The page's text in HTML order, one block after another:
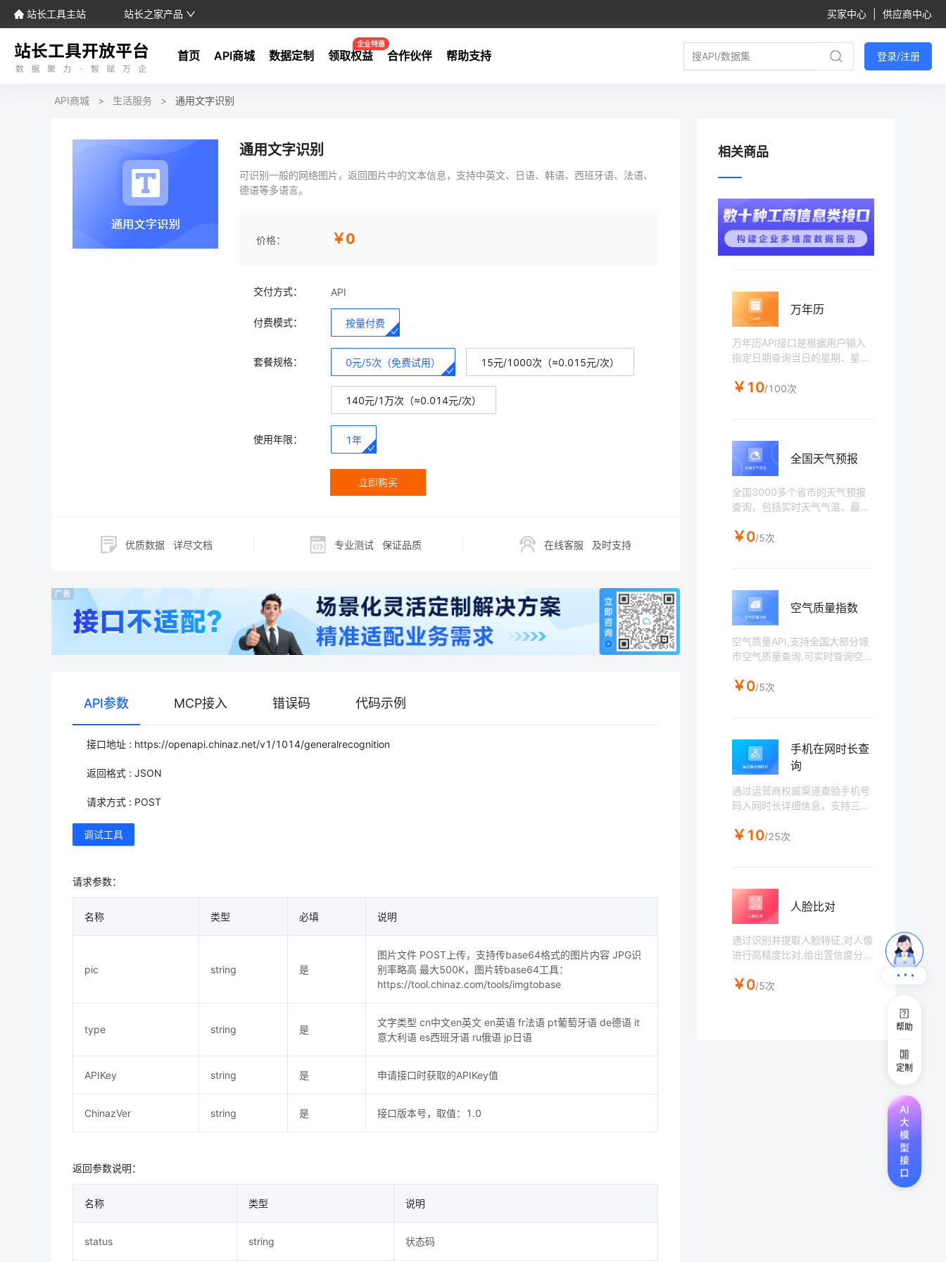
站长工具主站 站长之家产品 买家中心 供应商中心
首页 API商城 数据定制 领取权益
企业特惠
合作伙伴 帮助支持 登录/注册
帮助
定制
API商城 > 生活服务 > 通用文字识别
通用文字识别
可识别一般的网络图片，返回图片中的文本信息，支持中英文、日语、韩语、西班牙语、法语、
德语等多语言。
价格： ￥0
交付方式： API
付费模式： 按量付费
套餐规格： 0元/5次（免费试用） 15元/1000次（≈0.015元/次）
140元/1万次（≈0.014元/次）
使用年限： 1年
立即购买
优质数据 详尽文档 专业测试 保证品质 在线客服 及时支持
API参数 MCP接入 错误码 代码示例
接口地址 : https://openapi.chinaz.net/v1/1014/generalrecognition
返回格式 : JSON
请求方式 : POST
调试工具
请求参数：
名称 类型 必填 说明
pic string 是
图片文件 POST上传，支持传base64格式的图片内容 JPG识
别率略高 最大500K，图片转base64工具：
https://tool.chinaz.com/tools/imgtobase
type string 是
文字类型 cn中文en英文 en英语 fr法语 pt葡萄牙语 de德语 it
意大利语 es西班牙语 ru俄语 jp日语
APIKey string 是 申请接口时获取的APIKey值
ChinazVer string 是 接口版本号，取值：1.0
返回参数说明：
名称 类型 说明
status string 状态码
相关商品
万年历
万年历API接口是根据用户输入
指定日期查询当日的星期、星
次、黄历相关的福神、喜神、宜
￥10/100次
全国天气预报
全国3000多个省市的天气预报
查询，包括实时天气气温、最高
气压，穿衣、运动、洗车、感
时的时天气、气温，空气质量指
数、PM2.5指数等信息。
￥0/5次
空气质量指数
空气质量API,支持全国大部分城
市空气质量查询,可实时查询空气
量AQI指数,并给出空气质量级别
￥0/5次
手机在网时长查
询
通过运营商权威渠道查验手机号
码入网时长详细信息，支持三大
￥10/25次
人脸比对
通过识别并提取人脸特征,对人像
进行高精度比对,给出置信度分
片转base64工具：https://tool.
￥0/5次